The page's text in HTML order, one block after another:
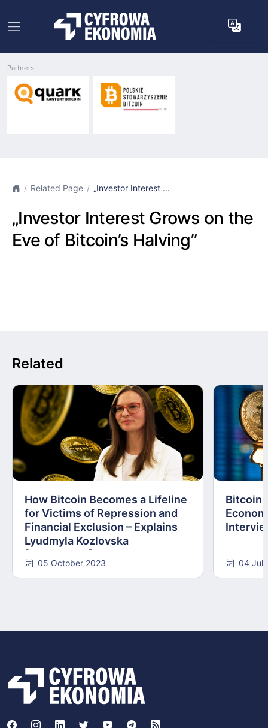
Partners:
Related Page „Investor Interest ...
„Investor Interest Grows on the
Eve of Bitcoin’s Halving”
Related
How Bitcoin Becomes a Lifeline
for Victims of Repression and
Financial Exclusion – Explains
Lyudmyla Kozlovska
05 October 2023
Bitcoin:
04